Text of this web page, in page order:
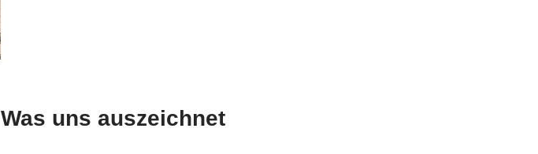
Was uns auszeichnet